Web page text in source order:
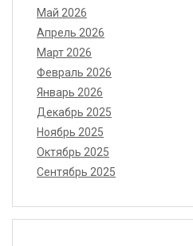
Май 2026
Апрель 2026
Март 2026
Февраль 2026
Январь 2026
Декабрь 2025
Ноябрь 2025
Октябрь 2025
Сентябрь 2025